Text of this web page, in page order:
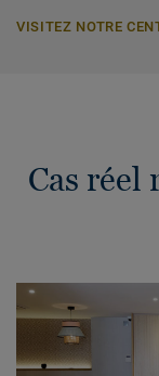
VISITEZ NOTRE
Cas réel